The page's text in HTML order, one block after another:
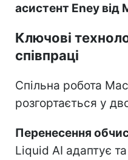
асистент Eney від
Ключові
співпраці
Спільна робота
розгортається у
Перенесення
Liquid AI адаптує та